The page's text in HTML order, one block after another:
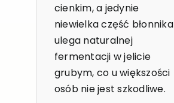
cienkim, a jedynie
niewielka część błonnika
ulega naturalnej
fermentacji w jelicie
grubym, co u większości
osób nie jest szkodliwe.